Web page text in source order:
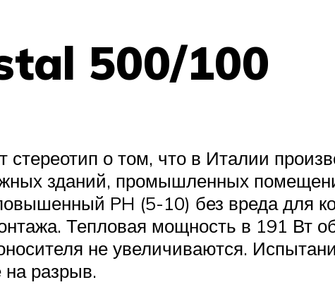
500/100
о том, что в Италии
зданий, промышленных
PH (5-10) без вреда для
Тепловая мощность в 191 Вт
не увеличиваются.
на разрыв.